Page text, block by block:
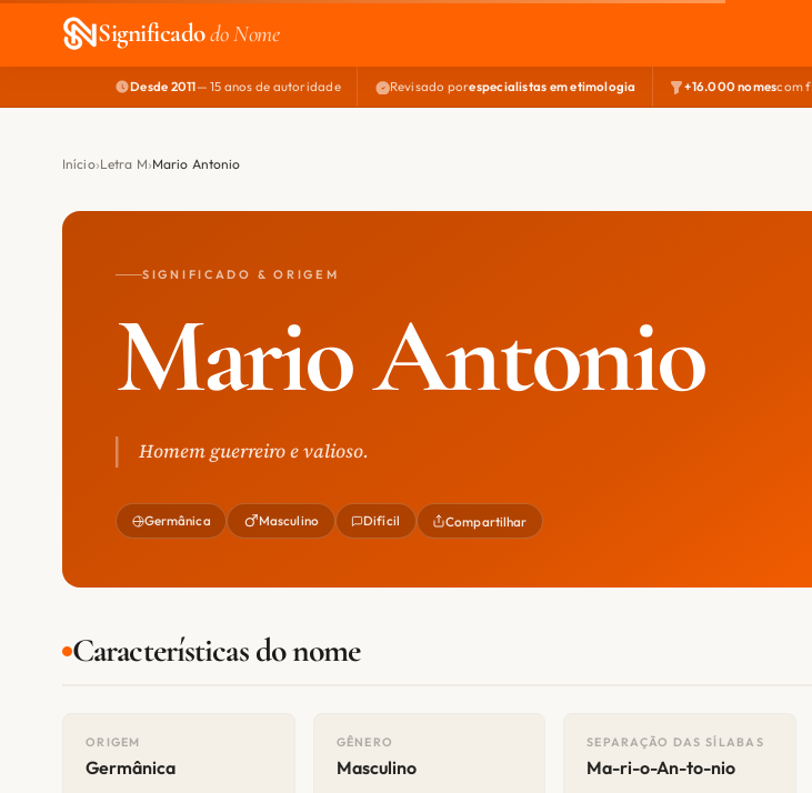
Significadodo Nome
Desde 2011— 15 anos de autoridade Revisado porespecialistas em etimologia +16.000 nomescom
Início Letra M Mario Antonio
SIGNIFICADO & ORIGEM
Mario Antonio
Homem guerreiro e valioso.
Germânica Masculino Difícil Compartilhar
Características do nome
ORIGEM
Germânica
GÊNERO
Masculino
SEPARAÇÃO DAS SÍLABAS
Ma-ri-o-An-to-nio